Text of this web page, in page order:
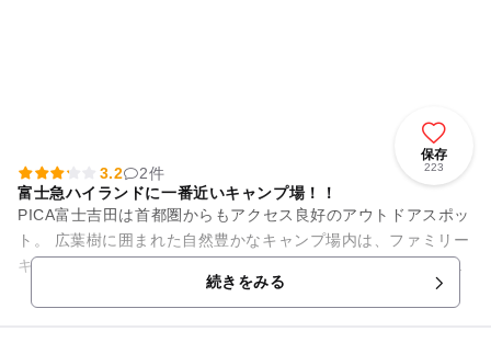
保存
223
3.2
2件
富士急ハイランドに一番近いキャンプ場！！
PICA富士吉田は首都圏からもアクセス良好のアウトドアスポッ
ト。 広葉樹に囲まれた自然豊かなキャンプ場内は、ファミリー
キャンパーにおすすめコンテンツをご用意しています。なかで
続きをみる